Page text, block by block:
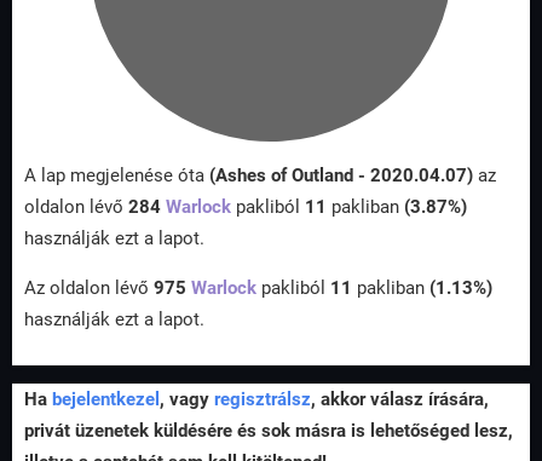
A lap megjelenése óta (Ashes of Outland - 2020.04.07) az
oldalon lévő 284 Warlock pakliból 11 pakliban (3.87%)
használják ezt a lapot.
Az oldalon lévő 975 Warlock pakliból 11 pakliban (1.13%)
használják ezt a lapot.
Ha bejelentkezel , vagy regisztrálsz, akkor válasz írására,
privát üzenetek küldésére és sok másra is lehetőséged lesz,